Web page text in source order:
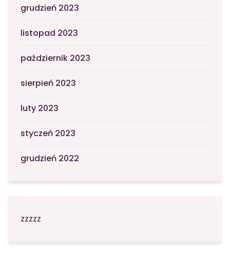
grudzień 2023
listopad 2023
październik 2023
sierpień 2023
luty 2023
styczeń 2023
grudzień 2022
zzzzz